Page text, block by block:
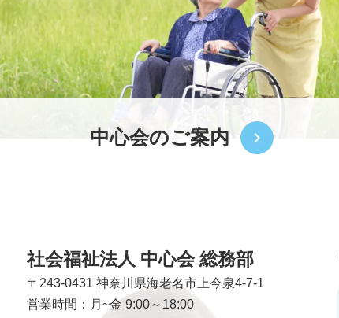
中心会のご案内
社会福祉法人 中心会 総務部
〒243-0431 神奈川県海老名市上今泉4-7-1
営業時間：月~金 9:00～18:00